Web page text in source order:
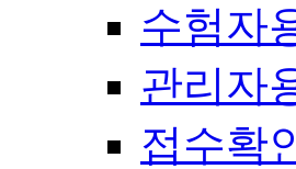
수험자
관리자
접수확